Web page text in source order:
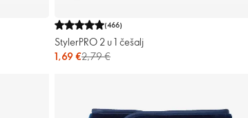
(466)
StylerPRO 2 u 1 češalj
1,69 €2,79 €